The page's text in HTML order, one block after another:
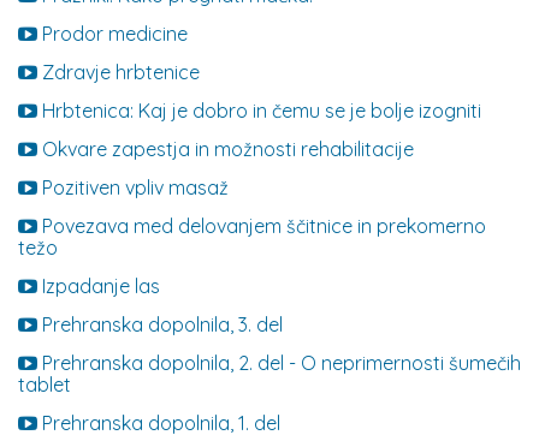
Prodor medicine
Zdravje hrbtenice
Hrbtenica: Kaj je dobro in čemu se je bolje izogniti
Okvare zapestja in možnosti rehabilitacije
Pozitiven vpliv masaž
Povezava med delovanjem ščitnice in prekomerno
težo
Izpadanje las
Prehranska dopolnila, 3. del
Prehranska dopolnila, 2. del - O neprimernosti šumečih
tablet
Prehranska dopolnila, 1. del